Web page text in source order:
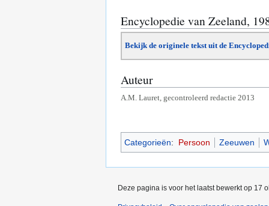
Encyclopedie van Zeeland,
Bekijk de originele tekst uit de
Auteur
A.M. Lauret, gecontroleerd redactie 2013
Categorieën: Persoon Zeeuwen
Deze pagina is voor het laatst bewerkt op 17